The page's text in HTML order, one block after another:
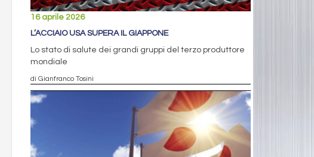
16 aprile 2026
L’ACCIAIO USA SUPERA IL GIAPPONE
Lo stato di salute dei grandi gruppi del terzo produttore
mondiale
di Gianfranco Tosini